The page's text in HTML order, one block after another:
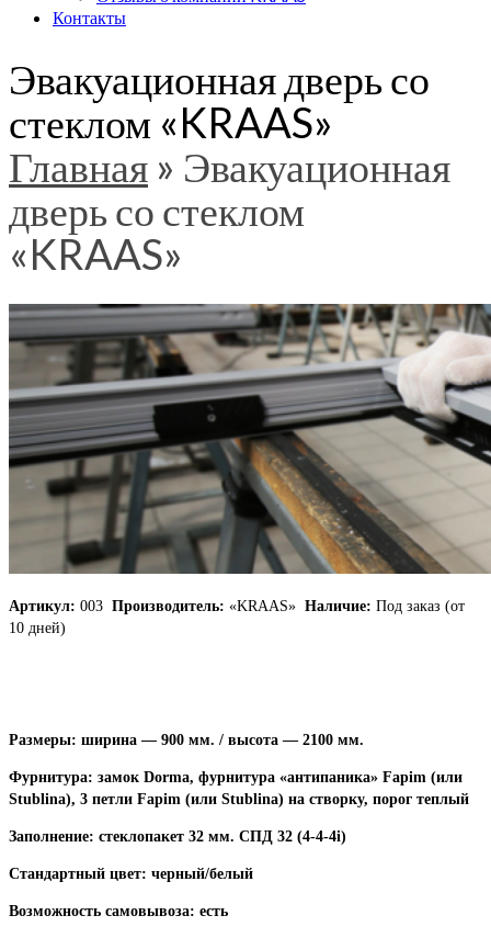
Контакты
Эвакуационная дверь со
стеклом «KRAAS»
Главная » Эвакуационная
дверь со стеклом
«KRAAS»
Артикул: 003 Производитель: «KRAAS» Наличие: Под заказ (от
10 дней)
Размеры: ширина — 900 мм. / высота — 2100 мм.
Фурнитура: замок Dorma, фурнитура «антипаника» Fapim (или
Stublina), 3 петли Fapim (или Stublina) на створку, порог теплый
Заполнение: стеклопакет 32 мм. СПД 32 (4-4-4i)
Стандартный цвет: черный/белый
Возможность самовывоза: есть